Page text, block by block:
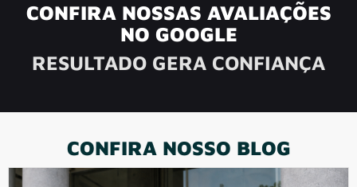
CONFIRA NOSSAS AVALIAÇÕES
NO GOOGLE
RESULTADO GERA CONFIANÇA
CONFIRA NOSSO BLOG